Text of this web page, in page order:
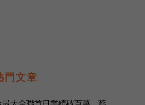
門文章
最大全聯首日業績破百萬，蔡